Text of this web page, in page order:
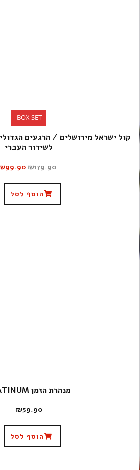
BOX SET
לשידור העברי
₪179.90
₪99.90
הוסף לסל
מנהרת הזמן PLATINUM
₪59.90
הוסף לסל